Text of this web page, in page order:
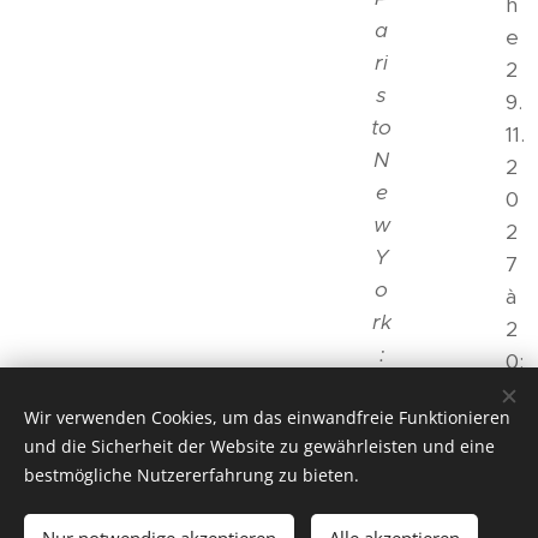
a
ri
s
to
N
e
w
Y
o
rk
:
m
u
c
e
2
9.
11.
2
0
2
7
à
2
0:
0
0
Wir verwenden Cookies, um das einwandfreie Funktionieren
und die Sicherheit der Website zu gewährleisten und eine
bestmögliche Nutzererfahrung zu bieten.